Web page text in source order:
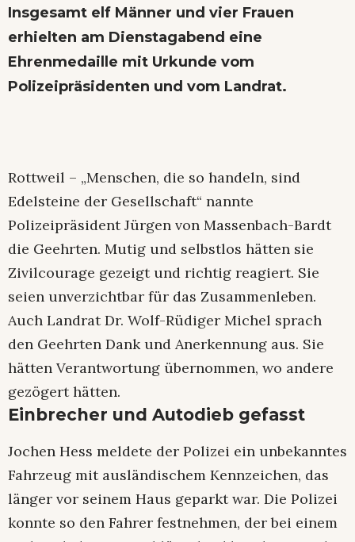
Insgesamt elf Männer und vier Frauen
erhielten am Dienstagabend eine
Ehrenmedaille mit Urkunde vom
Polizeipräsidenten und vom Landrat.
Rottweil – „Menschen, die so handeln, sind
Edelsteine der Gesellschaft“ nannte
Polizeipräsident Jürgen von Massenbach-Bardt
die Geehrten. Mutig und selbstlos hätten sie
Zivilcourage gezeigt und richtig reagiert. Sie
seien unverzichtbar für das Zusammenleben.
Auch Landrat Dr. Wolf-Rüdiger Michel sprach
den Geehrten Dank und Anerkennung aus. Sie
hätten Verantwortung übernommen, wo andere
gezögert hätten.
Einbrecher und Autodieb gefasst
Jochen Hess meldete der Polizei ein unbekanntes
Fahrzeug mit ausländischem Kennzeichen, das
länger vor seinem Haus geparkt war. Die Polizei
konnte so den Fahrer festnehmen, der bei einem